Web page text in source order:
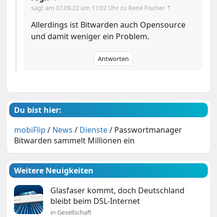
sagt am07.09.22 um 11:02 Uhrzu René Fischer ⇡
Allerdings ist Bitwarden auch Opensource
und damit weniger ein Problem.
Antworten
Du bist hier:
mobiFlip / News / Dienste/ Passwortmanager
Bitwarden sammelt Millionen ein
Weitere Neuigkeiten
Glasfaser kommt, doch Deutschland
bleibt beim DSL-Internet
in Gesellschaft